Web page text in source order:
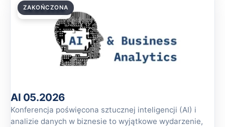
14.05.2026
ZAKOŃCZONA
AI 05.2026
Konferencja poświęcona sztucznej inteligencji (AI) i
analizie danych w biznesie to wyjątkowe wydarzenie,